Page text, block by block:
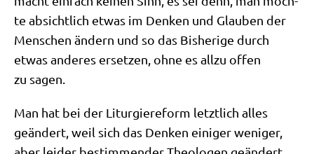
te absicht­lich etwas im Den­ken und Glau­ben der
Men­schen ändern und so das Bis­he­ri­ge durch
etwas ande­res erset­zen, ohne es all­zu offen
zu sagen.
Man hat bei der Lit­ur­gie­re­form letzt­lich alles
geän­dert, weil sich das Den­ken eini­ger weni­ger,